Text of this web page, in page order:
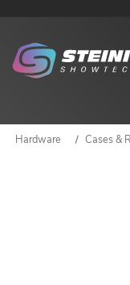
Hardware / Cases &